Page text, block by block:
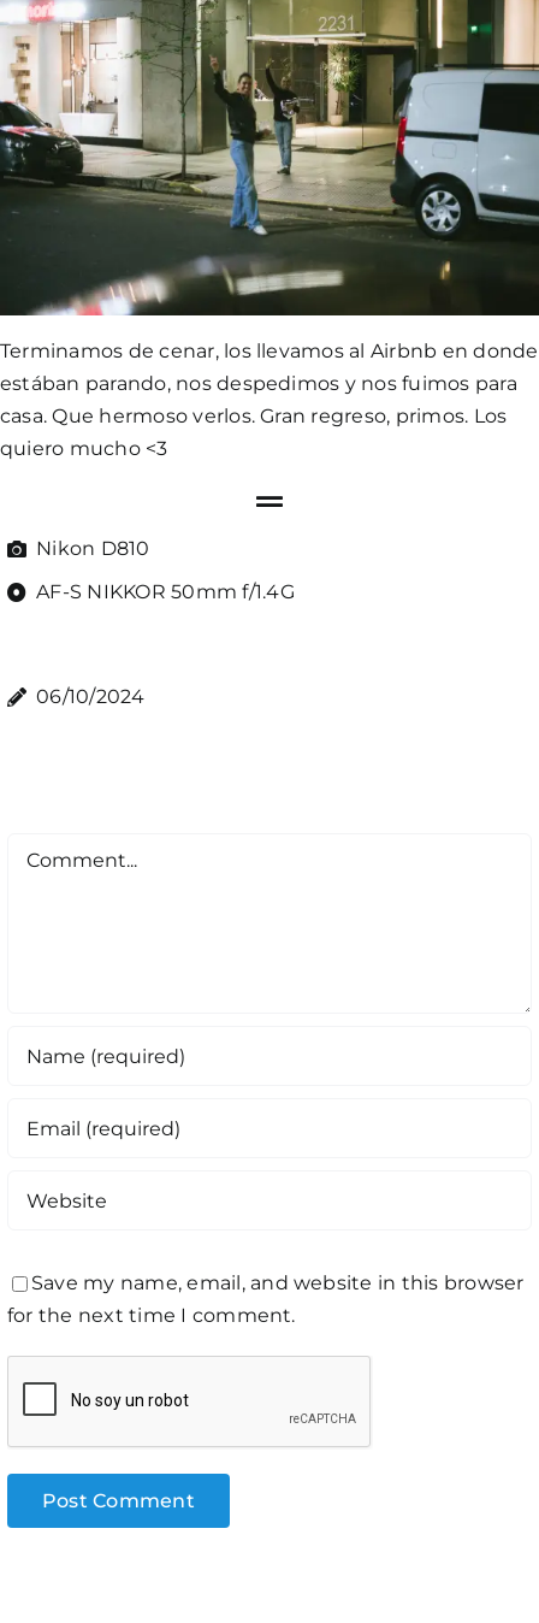
Terminamos de cenar, los llevamos al Airbnb en donde
estában parando, nos despedimos y nos fuimos para
casa. Que hermoso verlos. Gran regreso, primos. Los
quiero mucho <3
Nikon D810
AF-S NIKKOR 50mm f/1.4G
06/10/2024
Comment
Save my name, email, and website in this browser
for the next time I comment.